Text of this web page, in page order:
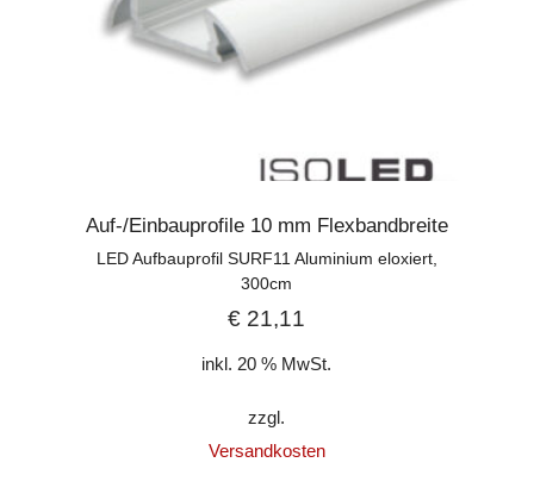
Auf-/Einbauprofile 10 mm Flexbandbreite
LED Aufbauprofil SURF11 Aluminium eloxiert,
300cm
€ 21,11
inkl. 20 % MwSt.
zzgl.
Versandkosten